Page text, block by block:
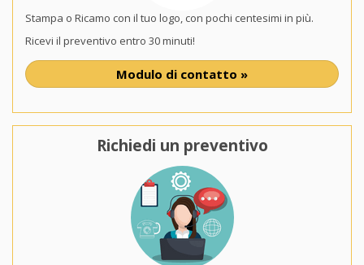
Stampa o Ricamo con il tuo logo, con pochi centesimi in più.
Ricevi il preventivo entro 30 minuti!
Modulo di contatto »
Richiedi un preventivo